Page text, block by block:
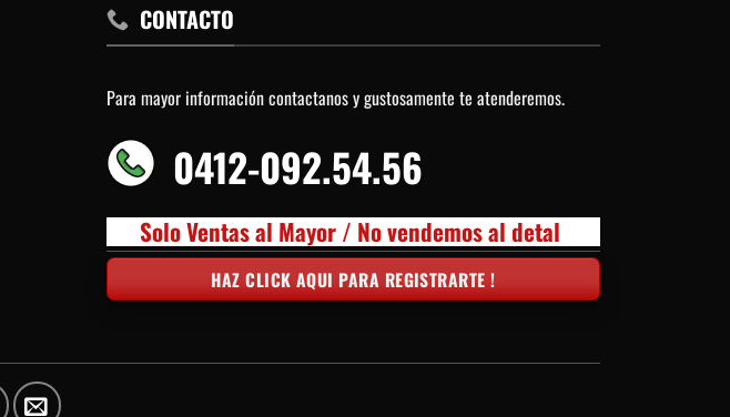
CONTACTO
Para mayor información contactanos y gustosamente te atenderemos.
0412-092.54.56
Solo Ventas al Mayor / No vendemos al detal
HAZ CLICK AQUI PARA REGISTRARTE !